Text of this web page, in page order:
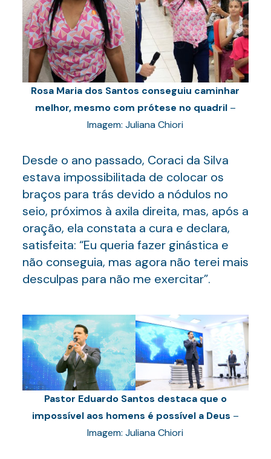
Rosa Maria dos Santos conseguiu caminhar
melhor, mesmo com prótese no quadril–
Imagem: Juliana Chiori
Desde o ano passado, Coraci da Silva
estava impossibilitada de colocar os
braços para trás devido a nódulos no
seio, próximos à axila direita, mas, após a
oração, ela constata a cura e declara,
satisfeita: “Eu queria fazer ginástica e
não conseguia, mas agora não terei mais
desculpas para não me exercitar”.
Pastor Eduardo Santos destaca que o
impossível aos homens é possível a Deus –
Imagem: Juliana Chiori